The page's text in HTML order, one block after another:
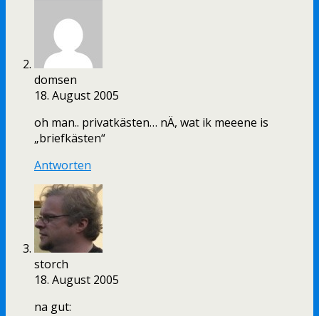
domsen
18. August 2005
oh man.. privatkästen… nÄ, wat ik meeene is
„briefkästen“
Antworten
storch
18. August 2005
na gut: